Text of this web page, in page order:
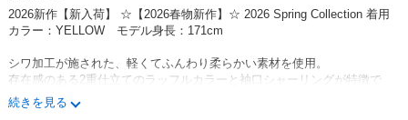
2026新作【新入荷】 ☆【2026春物新作】☆ 2026 Spring Collection 着用
カラー：YELLOW モデル身長：171cm
シワ加工が施された、軽くてふんわり柔らかい素材を使用。
存在感のある2重仕立てのラッフルカラーと袖口シャーリングが特徴で
す。
袖には生地をたっぷり使用し、丸みのあるゆったりシルエットに仕上げま
続きを見る